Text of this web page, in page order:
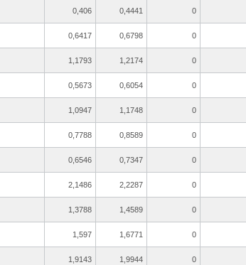
0,406 0,4441 0
0,6417 0,6798 0
1,1793 1,2174 0
0,5673 0,6054 0
1,0947 1,1748 0
0,7788 0,8589 0
0,6546 0,7347 0
2,1486 2,2287 0
1,3788 1,4589 0
1,597 1,6771 0
1,9143 1,9944 0